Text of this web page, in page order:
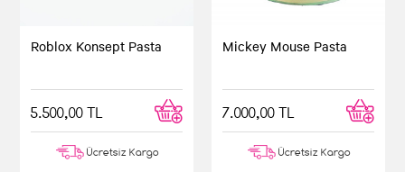
Roblox Konsept Pasta
5.500,00 TL
Ücretsiz Kargo
Mickey Mouse Pasta
7.000,00 TL
Ücretsiz Kargo